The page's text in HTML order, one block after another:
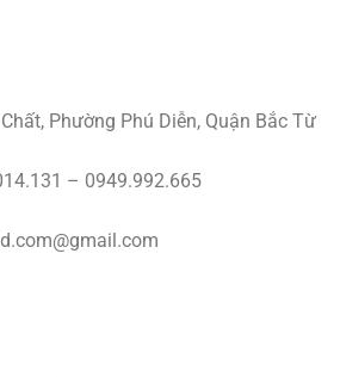
Phường Phú Diễn, Quận Bắc Từ
– 0949.992.665